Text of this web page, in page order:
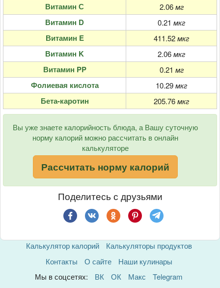
Витамин С 2.06 мг
Витамин D 0.21 мкг
Витамин E 411.52мкг
Витамин K 2.06мкг
Витамин PP 0.21 мг
Фолиевая кислота 10.29мкг
Бета-каротин 205.76мкг
Вы уже знаете калорийность блюда, а Вашу суточную
норму калорий можно рассчитать в онлайн
калькуляторе
Рассчитать норму калорий
Поделитесь с друзьями
Калькулятор калорий
Калькуляторы продуктов
Контакты
О сайте
Наши кулинары
Мы в соцсетях:
ВК ОК Макс Telegram